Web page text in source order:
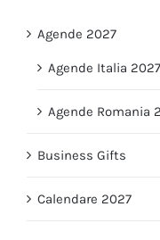
Agende 2027
Agende Italia 2027
Agende Romania
Business Gifts
Calendare 2027